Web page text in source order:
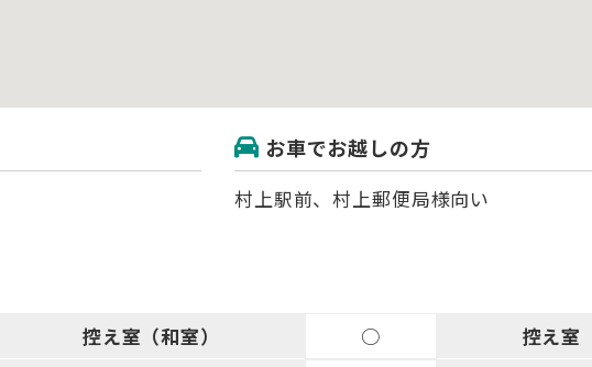
お車でお越しの方
村上駅前、村上郵便局様向い
控え室 （和室） ○ 控え室